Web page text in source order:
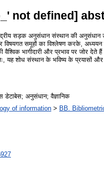
not defined]
सड़क अनुसंधान संस्थान की अनुसंधान
विषयगत समूहों का विश्लेषण करके,
भागीदारी और प्रभाव पर जोर
यह शोध संस्थान के भविष्य के प्रयासों
डेटाबेस; अनुसंधान; वैज्ञानिक
of information > BB.